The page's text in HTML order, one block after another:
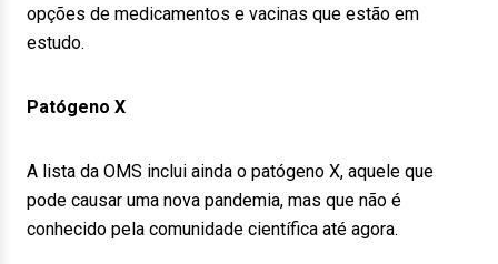
opções de medicamentos e vacinas que estão em
estudo.
Patógeno X
A lista da OMS inclui ainda o patógeno X, aquele que
pode causar uma nova pandemia, mas que não é
conhecido pela comunidade científica até agora.